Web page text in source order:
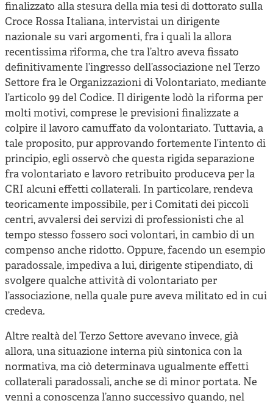
finalizzato alla stesura della mia tesi di dottorato sulla
Croce Rossa Italiana, intervistai un dirigente
nazionale su vari argomenti, fra i quali la allora
recentissima riforma, che tra l’altro aveva fissato
definitivamente l’ingresso dell’associazione nel Terzo
Settore fra le Organizzazioni di Volontariato, mediante
l’articolo 99 del Codice. Il dirigente lodò la riforma per
molti motivi, comprese le previsioni finalizzate a
colpire il lavoro camuffato da volontariato. Tuttavia, a
tale proposito, pur approvando fortemente l’intento di
principio, egli osservò che questa rigida separazione
fra volontariato e lavoro retribuito produceva per la
CRI alcuni effetti collaterali. In particolare, rendeva
teoricamente impossibile, per i Comitati dei piccoli
centri, avvalersi dei servizi di professionisti che al
tempo stesso fossero soci volontari, in cambio di un
compenso anche ridotto. Oppure, facendo un esempio
paradossale, impediva a lui, dirigente stipendiato, di
svolgere qualche attività di volontariato per
l’associazione, nella quale pure aveva militato ed in cui
credeva.
Altre realtà del Terzo Settore avevano invece, già
allora, una situazione interna più sintonica con la
normativa, ma ciò determinava ugualmente effetti
collaterali paradossali, anche se di minor portata. Ne
venni a conoscenza l’anno successivo quando, nel